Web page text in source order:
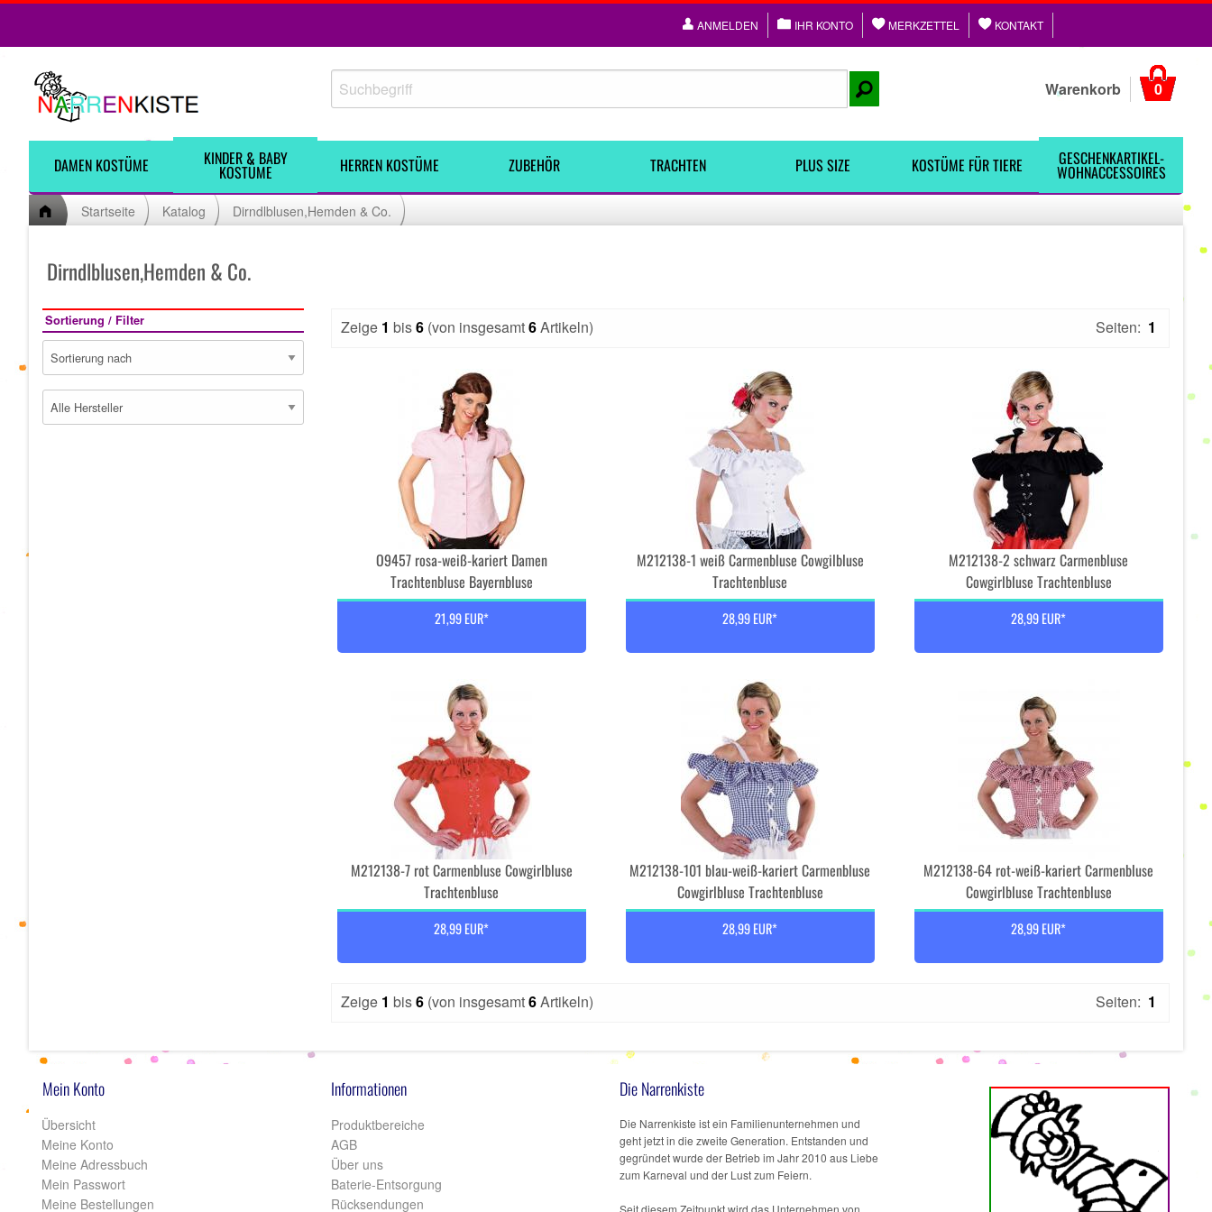
ANMELDEN IHR KONTO MERKZETTEL KONTAKT
Warenkorb 0
DAMEN KOSTÜME KINDER & BABY
KOSTÜME HERREN KOSTÜME ZUBEHÖR TRACHTEN PLUS SIZE KOSTÜME FÜR TIERE GESCHENKARTIKEL-
WOHNACCESSOIRES
Startseite Katalog Dirndlblusen,Hemden & Co.
Dirndlblusen,Hemden & Co.
Sortierung / Filter Zeige 1 bis6 (von insgesamt6Artikeln) Seiten: 1
O9457 rosa-weiß-kariert Damen
Trachtenbluse Bayernbluse
21,99 EUR*
M212138-1 weiß Carmenbluse Cowgilbluse
Trachtenbluse
28,99 EUR*
M212138-2 schwarz Carmenbluse
Cowgirlbluse Trachtenbluse
28,99 EUR*
M212138-7 rot Carmenbluse Cowgirlbluse
Trachtenbluse
28,99 EUR*
M212138-101 blau-weiß-kariert Carmenbluse
Cowgirlbluse Trachtenbluse
28,99 EUR*
M212138-64 rot-weiß-kariert Carmenbluse
Cowgirlbluse Trachtenbluse
28,99 EUR*
Zeige 1 bis6 (von insgesamt6Artikeln) Seiten: 1
Mein Konto
Übersicht
Meine Konto
Meine Adressbuch
Mein Passwort
Meine Bestellungen
Informationen
Produktbereiche
AGB
Über uns
Baterie-Entsorgung
Rücksendungen
Die Narrenkiste
Die Narrenkiste ist ein Familienunternehmen und
geht jetzt in die zweite Generation. Entstanden und
gegründet wurde der Betrieb im Jahr 2010 aus Liebe
zum Karneval und der Lust zum Feiern.
Seit diesem Zeitpunkt wird das Unternehmen von